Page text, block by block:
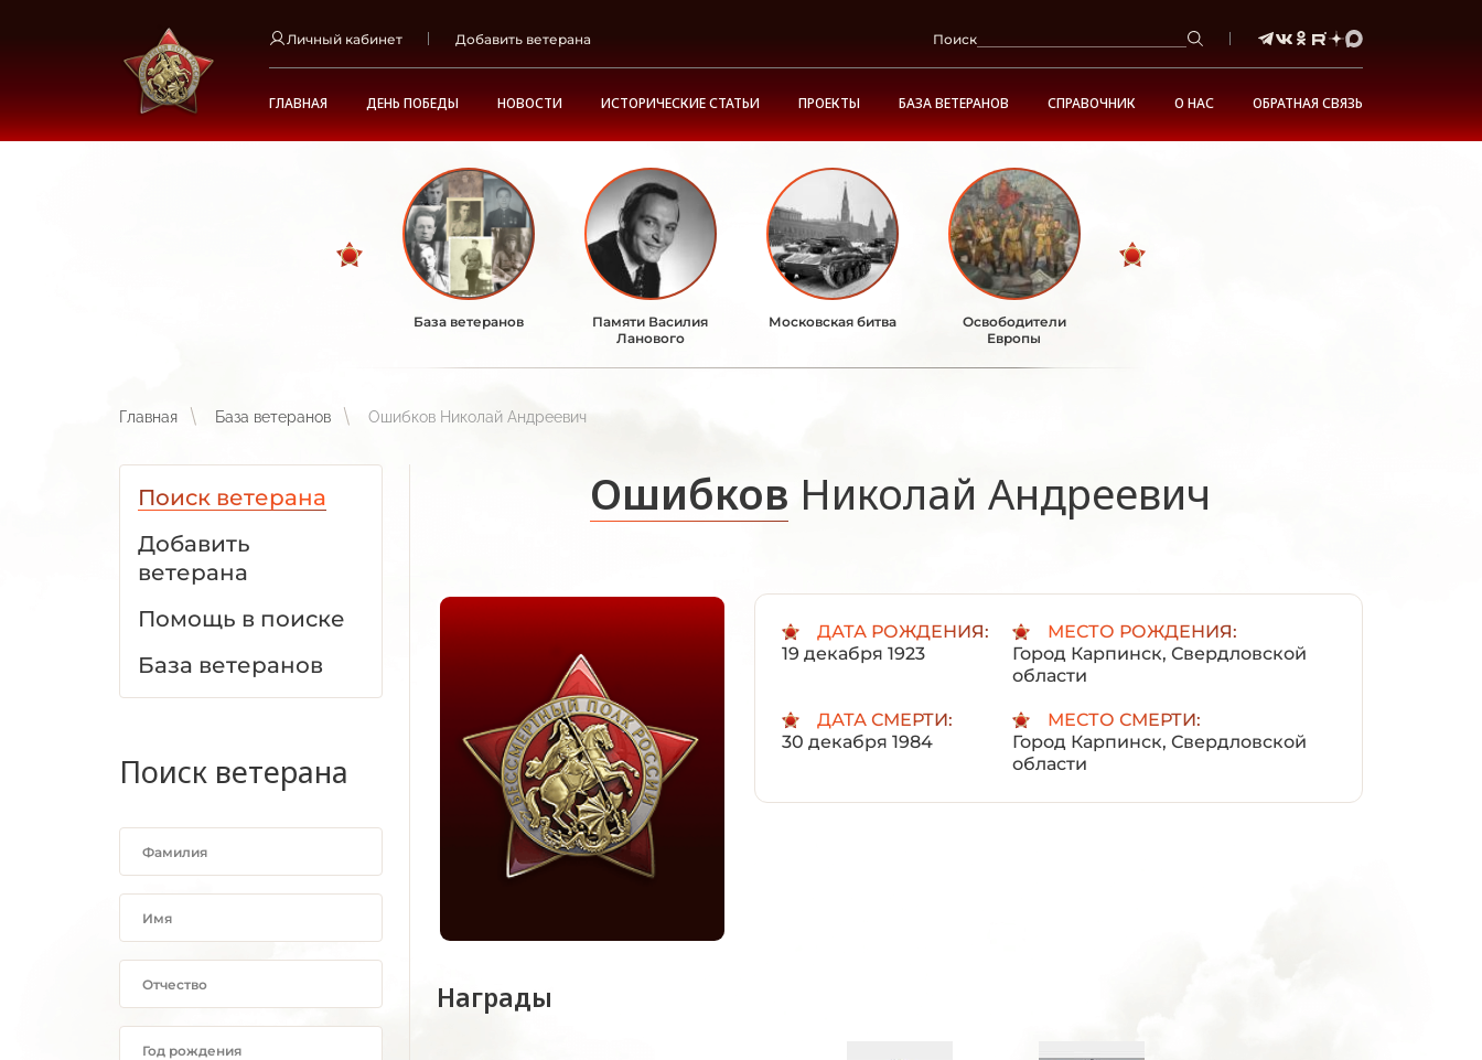
Личный кабинет Добавить ветерана Поиск
ГЛАВНАЯ ДЕНЬ ПОБЕДЫ НОВОСТИ ИСТОРИЧЕСКИЕ СТАТЬИ ПРОЕКТЫ БАЗА ВЕТЕРАНОВ СПРАВОЧНИК О НАС ОБРАТНАЯ СВЯЗЬ
База ветеранов
Памяти Василия
Ланового
Московская битва
Освободители
Европы
Главная База ветеранов Ошибков Николай Андреевич
Поиск ветерана
Добавить
ветерана
Помощь в поиске
База ветеранов
Поиск ветерана
Ошибков Николай Андреевич
ДАТА РОЖДЕНИЯ:
19 декабря 1923
МЕСТО РОЖДЕНИЯ:
Город Карпинск, Свердловской
области
ДАТА СМЕРТИ:
30 декабря 1984
МЕСТО СМЕРТИ:
Город Карпинск, Свердловской
области
Награды